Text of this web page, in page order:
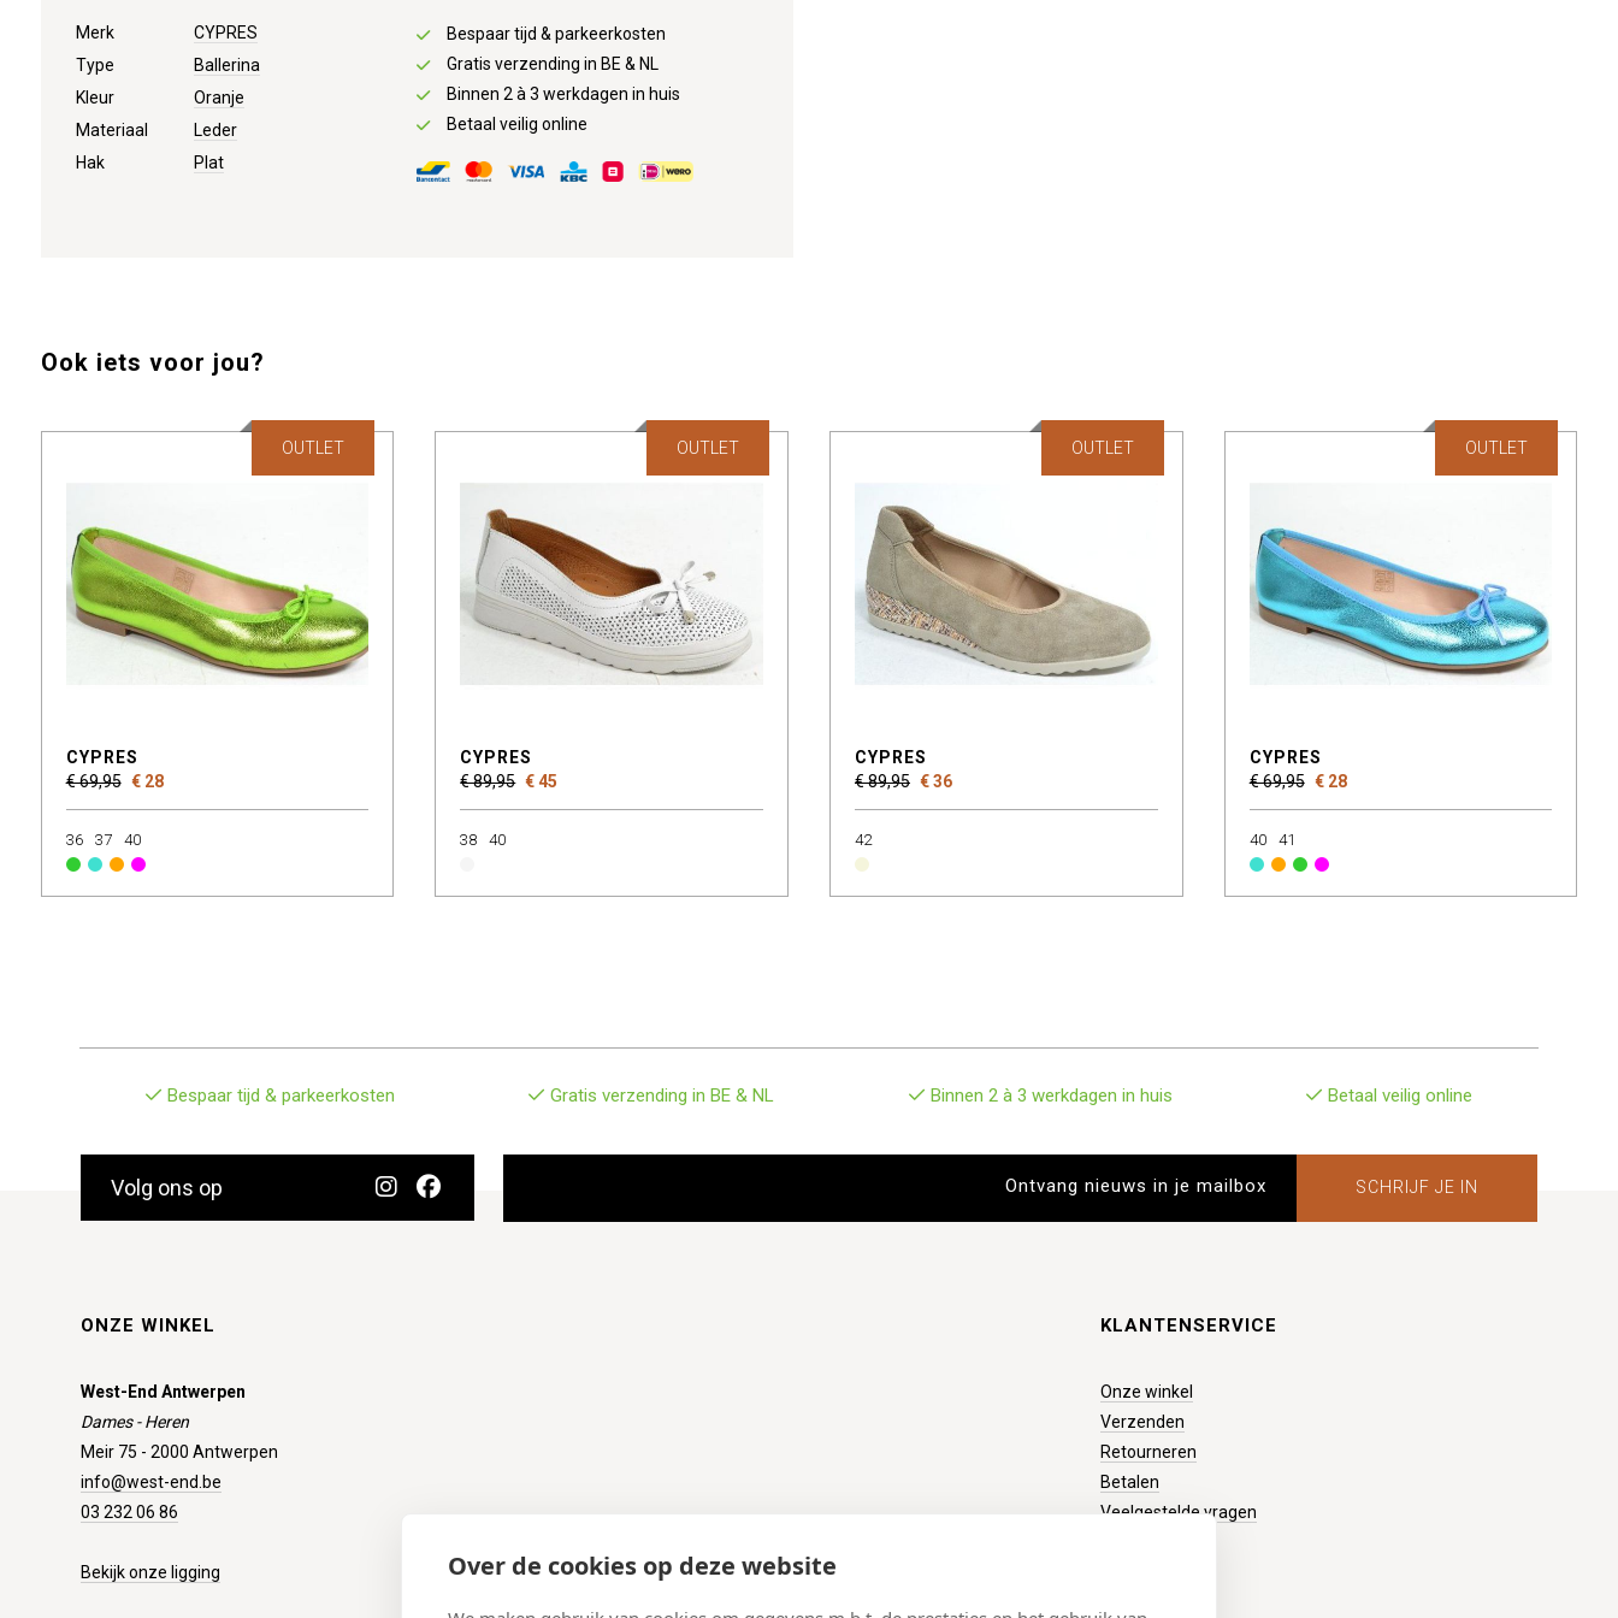
Over de cookies op deze website
Merk
CYPRES
Type
Ballerina
Kleur
Oranje
Materiaal
Leder
Hak
Plat
Bespaar tijd & parkeerkosten
Gratis verzending in BE & NL
Binnen 2 à 3 werkdagen in huis
Betaal veilig online
Ook iets voor jou?
CYPRES
€ 69,95 € 28
OUTLET
36 37 40
CYPRES
€ 89,95 € 45
OUTLET
38 40
CYPRES
€ 89,95 € 36
OUTLET
42
CYPRES
€ 69,95 € 28
OUTLET
40 41
Bespaar tijd & parkeerkosten Gratis verzending in BE & NL Binnen 2 à 3 werkdagen in huis Betaal veilig online
Volg ons op SCHRIJF JE IN
ONZE WINKEL
West-End Antwerpen
Dames - Heren
Meir 75 - 2000 Antwerpen
info@west-end.be
03 232 06 86
Bekijk onze ligging
KLANTENSERVICE
Onze winkel
Verzenden
Retourneren
Betalen
Veelgestelde vragen